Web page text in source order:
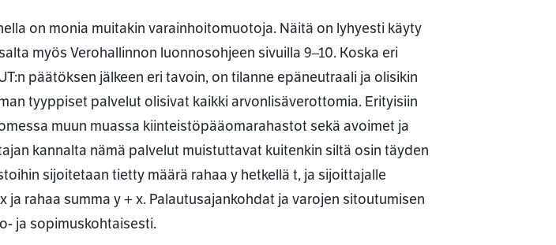
on monia muitakin varainhoitomuotoja. Näitä on lyhyesti käyty
myös Verohallinnon luonnosohjeen sivuilla 9–10. Koska eri
päätöksen jälkeen eri tavoin, on tilanne epäneutraali ja olisikin
tyyppiset palvelut olisivat kaikki arvonlisäverottomia. Erityisiin
muun muassa kiinteistöpääomarahastot sekä avoimet ja
kannalta nämä palvelut muistuttavat kuitenkin siltä osin täyden
sijoitetaan tietty määrä rahaa y hetkellä t, ja sijoittajalle
ja rahaa summa y + x. Palautusajankohdat ja varojen sitoutumisen
ja sopimuskohtaisesti.